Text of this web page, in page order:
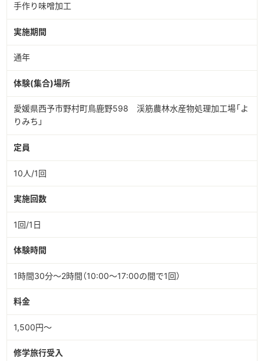
手作り味噌加工
実施期間
通年
体験(集合)場所
愛媛県西予市野村町鳥鹿野598 渓筋農林水産物処理加工場「よ
りみち」
定員
10人/1回
実施回数
1回/1日
体験時間
1時間30分～2時間（10:00～17:00の間で1回）
料金
1,500円～
修学旅行受入